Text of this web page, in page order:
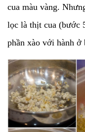
cua màu vàng.
lọc là thịt cua (bước
phần xào với hành ở